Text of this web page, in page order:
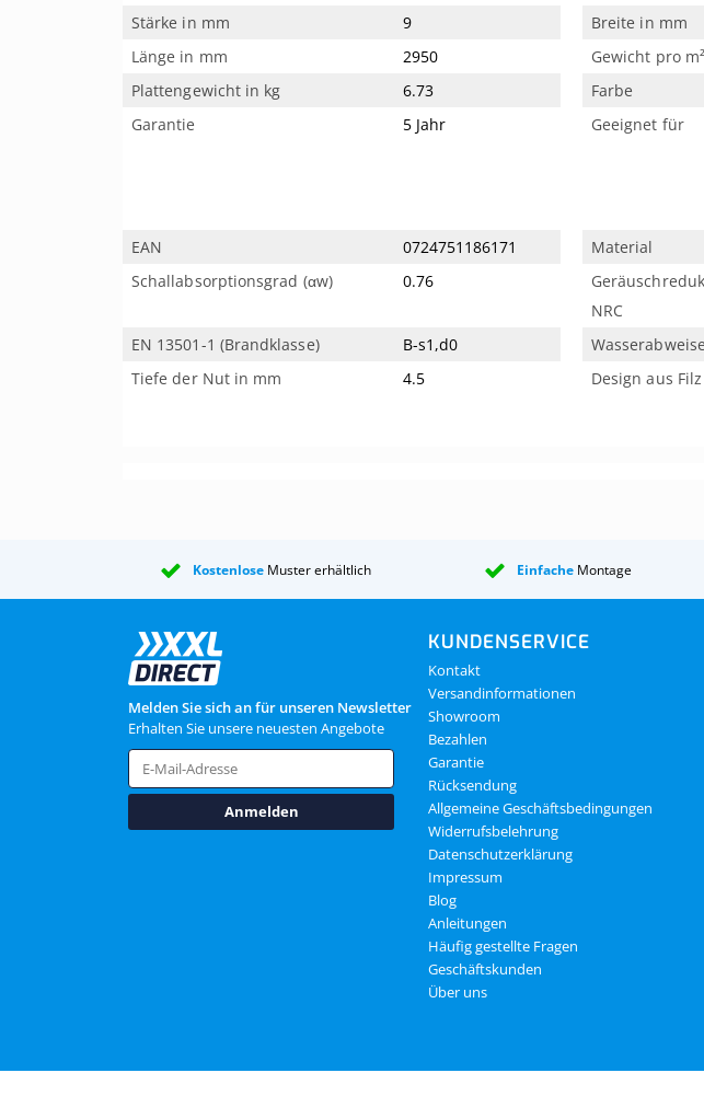
Stärke in mm
9 Breite in mm
Länge in mm
2950 Gewicht pro
Plattengewicht in kg
6.73 Farbe
Garantie
5 Jahr Geeignet für
EAN
0724751186171 Material
Schallabsorptionsgrad (αw)
0.76
NRC
EN 13501-1 (Brandklasse) B-s1,d0
Tiefe der Nut in mm
4.5 Design aus Filz
Kostenlose Muster erhältlich EinfacheMontage
Melden Sie sich an für unseren Newsletter
Erhalten Sie unsere neuesten Angebote
Anmelden
KUNDENSERVICE
Kontakt
Versandinformationen
Showroom
Bezahlen
Garantie
Rücksendung
Allgemeine Geschäftsbedingungen
Widerrufsbelehrung
Datenschutzerklärung
Impressum
Blog
Anleitungen
Häufig gestellte Fragen
Geschäftskunden
Über uns